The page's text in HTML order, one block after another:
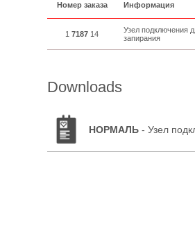
Номер заказа Информация
1 7187 14
Узел подключения
запирания
Downloads
НОРМАЛЬ - Узел